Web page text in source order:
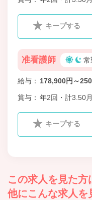
キープする
准看護師 常
給与 178,900円～
賞与 年2回・計3.50
キープする
この求人を見た方
他にこんな求人を